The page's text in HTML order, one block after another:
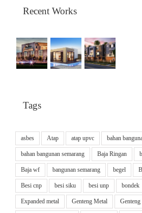
Recent Works
Tags
asbes Atap atap upvc bahan
bahan bangunan semarang Baja Ringan
Baja wf bangunan semarang begel
Besi cnp besi siku besi unp bondek
Expanded metal Genteng Metal